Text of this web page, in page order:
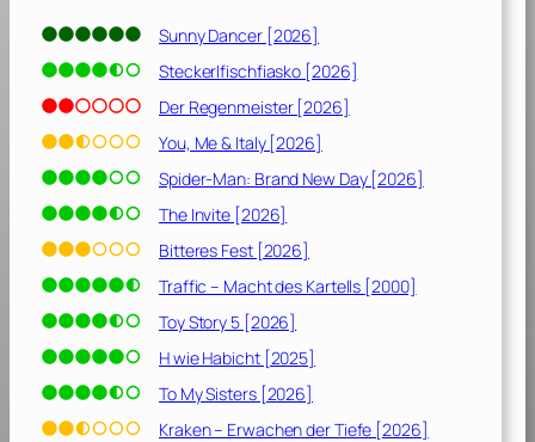
e
R
a
k
t
e
n
w
ü
r
m
e
r
[
Sunny Dancer [2026]
Steckerlfischfiasko [2026]
Der Regenmeister [2026]
You, Me & Italy [2026]
Spider-Man: Brand New Day [2026]
The Invite [2026]
Bitteres Fest [2026]
Traffic – Macht des Kartells [2000]
Toy Story 5 [2026]
H wie Habicht [2025]
To My Sisters [2026]
Kraken – Erwachen der Tiefe [2026]